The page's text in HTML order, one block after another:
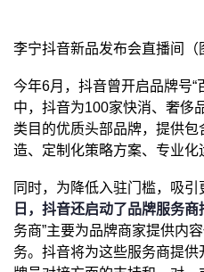
李宁抖音新品发布会直播间（
今年6月，抖音曾开启品牌号“
中，抖音为100家快消、奢侈
类目的优质头部品牌，提供
造、定制化策略方案、专业化
同时，为降低入驻门槛，吸
日，抖音还启动了品牌服务商
务商”主要为品牌商家提供内
务。抖音将为这些服务商提